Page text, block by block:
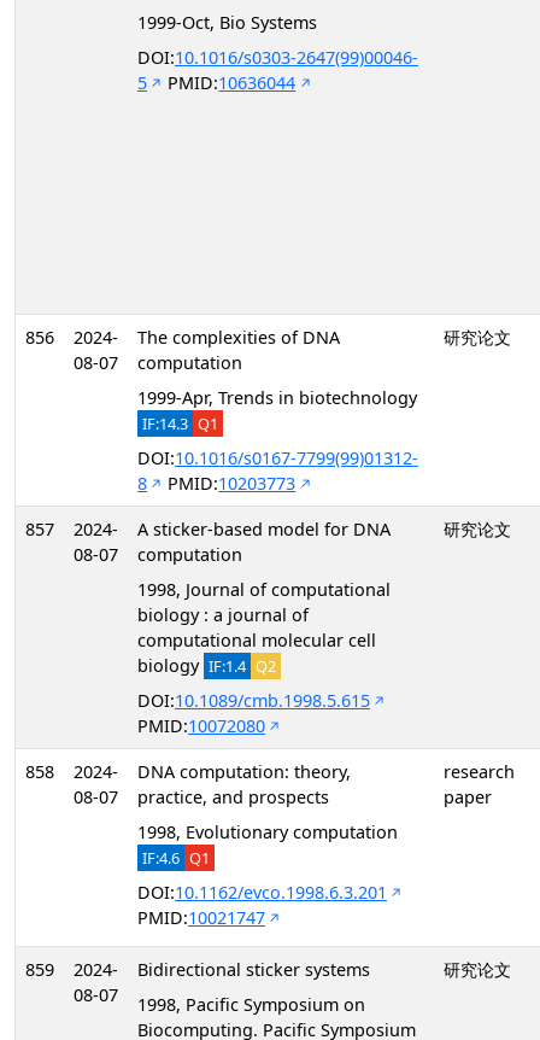
1999-Oct, Bio Systems
DOI:10.1016/s0303-2647(99)00046-
5
PMID:10636044
856
2024-
08-07
The complexities of DNA
computation
1999-Apr, Trends in biotechnology
IF:14.3 Q1
DOI:10.1016/s0167-7799(99)01312-
8
PMID:10203773
研究论文
857
2024-
08-07
A sticker-based model for DNA
computation
1998, Journal of computational
biology : a journal of
computational molecular cell
biology IF:1.4 Q2
DOI:10.1089/cmb.1998.5.615
PMID:10072080
研究论文
858
2024-
08-07
DNA computation: theory,
practice, and prospects
1998, Evolutionary computation
IF:4.6 Q1
DOI:10.1162/evco.1998.6.3.201
PMID:10021747
research
paper
859
2024-
08-07
Bidirectional sticker systems
1998, Pacific Symposium on
Biocomputing. Pacific Symposium
研究论文